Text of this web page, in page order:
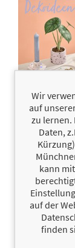
Terrazzo-Dekoideen
einfach selber
gießen
Jennifer Dargel
Wir
auf
zu lernen.
Daten,
kann
auf der
finden